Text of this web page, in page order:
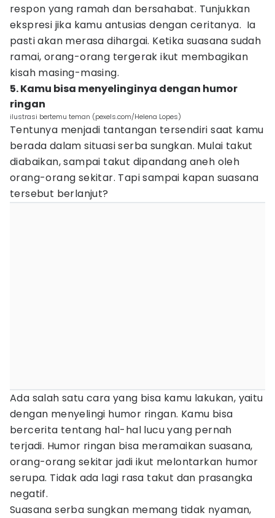
respon yang ramah dan bersahabat. Tunjukkan
ekspresi jika kamu antusias dengan ceritanya. Ia
pasti akan merasa dihargai. Ketika suasana sudah
ramai, orang-orang tergerak ikut membagikan
kisah masing-masing.
5. Kamu bisa menyelinginya dengan humor
ringan
ilustrasi bertemu teman (pexels.com/Helena Lopes)
Tentunya menjadi tantangan tersendiri saat kamu
berada dalam situasi serba sungkan. Mulai takut
diabaikan, sampai takut dipandang aneh oleh
orang-orang sekitar. Tapi sampai kapan suasana
tersebut berlanjut?
Ada salah satu cara yang bisa kamu lakukan, yaitu
dengan menyelingi humor ringan. Kamu bisa
bercerita tentang hal-hal lucu yang pernah
terjadi. Humor ringan bisa meramaikan suasana,
orang-orang sekitar jadi ikut melontarkan humor
serupa. Tidak ada lagi rasa takut dan prasangka
negatif.
Suasana serba sungkan memang tidak nyaman,